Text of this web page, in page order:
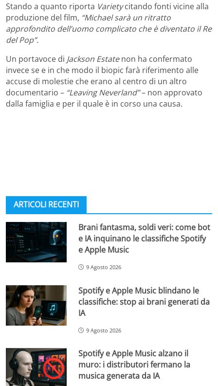
Stando a quanto riporta Varietycitando fonti vicine alla
produzione del film, “Michael sarà un ritratto
approfondito dell’uomo complicato che è diventato il Re
del Pop”.
Un portavoce di Jackson Estatenon ha confermato
invece se e in che modo il biopic farà riferimento alle
accuse di molestie che erano al centro di un altro
documentario – “Leaving Neverland”– non approvato
dalla famiglia e per il quale è in corso una causa.
ARTICOLI RECENTI
Brani fantasma, soldi veri: come bot
e IA inquinano le classifiche Spotify
e Apple Music
9 Agosto 2026
Spotify e Apple Music blindano le
classifiche: stop ai brani generati da
IA
9 Agosto 2026
Spotify e Apple Music alzano il
muro: i distributori fermano la
musica generata da IA